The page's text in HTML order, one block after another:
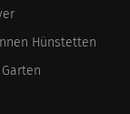
Hünstetten